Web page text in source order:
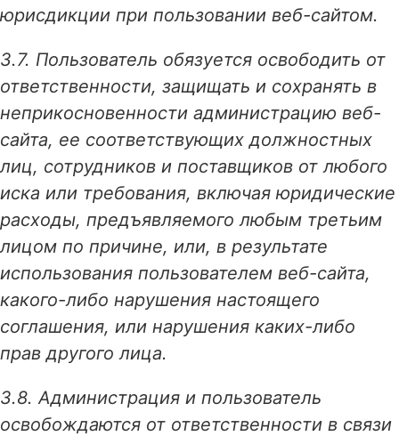
юрисдикции при пользовании веб-сайтом.
3.7. Пользователь обязуется освободить от
ответственности, защищать и сохранять в
неприкосновенности администрацию веб-
сайта, ее соответствующих должностных
лиц, сотрудников и поставщиков от любого
иска или требования, включая юридические
расходы, предъявляемого любым третьим
лицом по причине, или, в результате
использования пользователем веб-сайта,
какого-либо нарушения настоящего
соглашения, или нарушения каких-либо
прав другого лица.
3.8. Администрация и пользователь
освобождаются от ответственности в связи